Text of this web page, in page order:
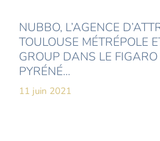
NUBBO, L’AGENCE
TOULOUSE MÉTRÉPOLE
GROUP DANS LE
PYRÉNÉ...
11 juin 2021